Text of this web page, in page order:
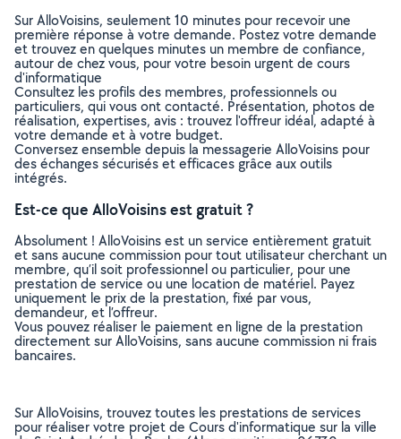
Sur AlloVoisins, seulement 10 minutes pour recevoir une
première réponse à votre demande. Postez votre demande
et trouvez en quelques minutes un membre de confiance,
autour de chez vous, pour votre besoin urgent de cours
d'informatique
Consultez les profils des membres, professionnels ou
particuliers, qui vous ont contacté. Présentation, photos de
réalisation, expertises, avis : trouvez l'offreur idéal, adapté à
votre demande et à votre budget.
Conversez ensemble depuis la messagerie AlloVoisins pour
des échanges sécurisés et efficaces grâce aux outils
intégrés.
Est-ce que AlloVoisins est gratuit ?
Absolument ! AlloVoisins est un service entièrement gratuit
et sans aucune commission pour tout utilisateur cherchant un
membre, qu’il soit professionnel ou particulier, pour une
prestation de service ou une location de matériel. Payez
uniquement le prix de la prestation, fixé par vous,
demandeur, et l’offreur.
Vous pouvez réaliser le paiement en ligne de la prestation
directement sur AlloVoisins, sans aucune commission ni frais
bancaires.
Sur AlloVoisins, trouvez toutes les prestations de services
pour réaliser votre projet de Cours d'informatique sur la ville